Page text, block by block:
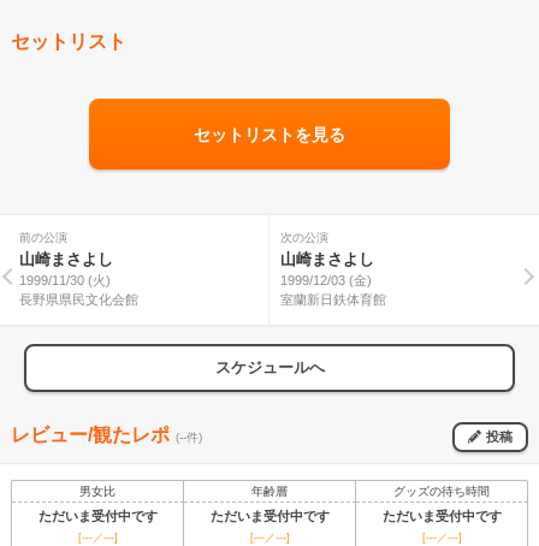
セットリスト
セットリストを見る
前の公演
山崎まさよし
1999/11/30 (火)
長野県県民文化会館
次の公演
山崎まさよし
1999/12/03 (金)
室蘭新日鉄体育館
スケジュールへ
レビュー/観たレポ (--件) 投稿
男女比 年齢層 グッズの待ち時間
ただいま受付中です ただいま受付中です ただいま受付中です
[---／---] [---／---] [---／---]